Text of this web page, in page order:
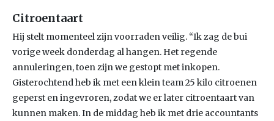
Citroentaart
Hij stelt momenteel zijn voorraden veilig. “Ik zag de bui
vorige week donderdag al hangen. Het regende
annuleringen, toen zijn we gestopt met inkopen.
Gisterochtend heb ik met een klein team 25 kilo citroenen
geperst en ingevroren, zodat we er later citroentaart van
kunnen maken. In de middag heb ik met drie accountants